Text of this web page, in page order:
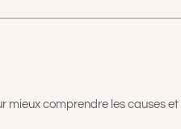
mieux comprendre les causes